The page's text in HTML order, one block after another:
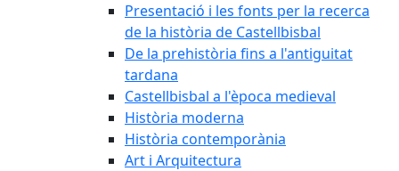
Presentació i les fonts per la recerca
de la història de Castellbisbal
De la prehistòria fins a l'antiguitat
tardana
Castellbisbal a l'època medieval
Història moderna
Història contemporània
Art i Arquitectura